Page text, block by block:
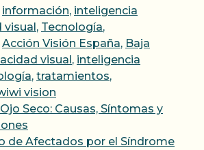
información, inteligencia
visual, Tecnología,
Etiquetas
Acción Visión España, Baja
visual, inteligencia
, tratamientos,
vision
Seco: Causas, Síntomas y
de Afectados por el Síndrome